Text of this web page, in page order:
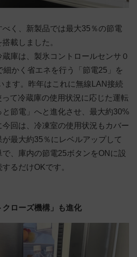
く、新製品では最大35％の節電
載しました。
庫は、製氷コントロールセンサ０
細かく省エネを行う「節電25」を
ます。昨年はこれに無線LAN接続
て冷蔵庫の使用状況に応じた運転
節電」へと進化させ、最大約30%
回は、冷凍室の使用状況もカバー
最大約35％にレベルアップして
、庫内の節電25ボタンをONに設
るだけOKです。
ローズ機構」も進化